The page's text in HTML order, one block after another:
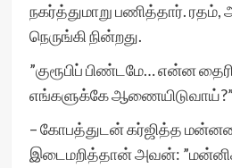
நகர்த்துமாறு பணித்தார். ரதம்,
நெருங்கி நின்றது.
”குரூபிப் பிண்டமே… என்ன
எங்களுக்கே ஆணையிடுவாய்?”
– கோபத்துடன் கர்ஜித்த
இடைமறித்தான் அவன்: